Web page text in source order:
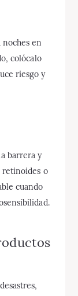
en
colócalo
riesgo y
barrera y
retinoides o
cuando